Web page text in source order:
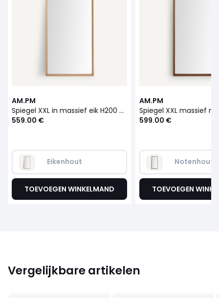
AM.PM
Spiegel XXL in massief eik H200 cm, Andromède
559.00 €
Eikenhout
TOEVOEGEN WINKELMAND
AM.PM
599.00 €
Notenhout
TOEVOEGEN
Vergelijkbare artikelen